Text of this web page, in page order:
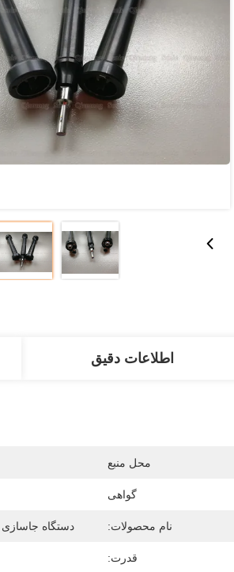
اطلاعات دقیق
محل منبع
گواهی
نام محصولات: دستگاه جاسازی
قدرت: